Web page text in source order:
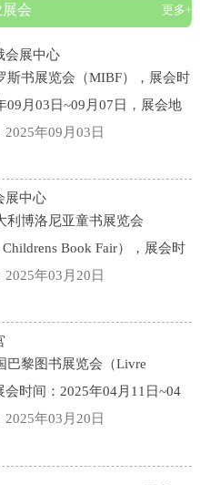
会 更多+
会展中心
斯书展览会（MIBF），展会时
09月03日~09月07日，展会地
莫斯科-119 Prospekt Mira,
PUBLI
2025年09月03日
展中心
利博洛尼亚童书展览会
Childrens Book Fair），展会时
03月31日~04月03日，展会地
2025年03月20日
巴黎图书展览会（Livre
会时间：2025年04月11日~04
会地点：法国-巴黎-3 Avenue
2025年03月20日